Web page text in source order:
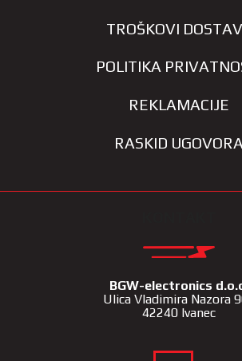
TROŠKOVI
POLITIKA
REKLAMACIJE
RASKID UGOVORA
BGW-electronics
Ulica Vladimira Nazora
42240 Ivanec